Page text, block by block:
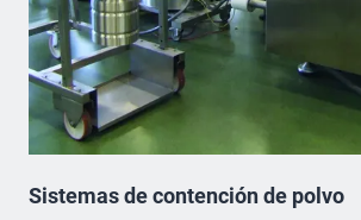
Sistemas de contención de polvo